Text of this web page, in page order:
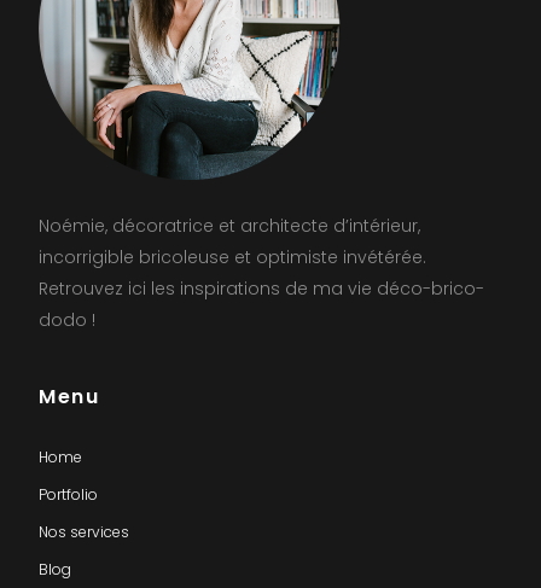
Noémie, décoratrice et architecte d’intérieur,
incorrigible bricoleuse et optimiste invétérée.
Retrouvez ici les inspirations de ma vie déco-brico-
dodo !
Menu
Home
Portfolio
Nos services
Blog